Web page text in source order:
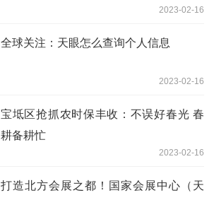
2023-02-16
全球关注：天眼怎么查询个人信息
2023-02-16
宝坻区抢抓农时保丰收：不误好春光 春
耕备耕忙
2023-02-16
打造北方会展之都！国家会展中心（天